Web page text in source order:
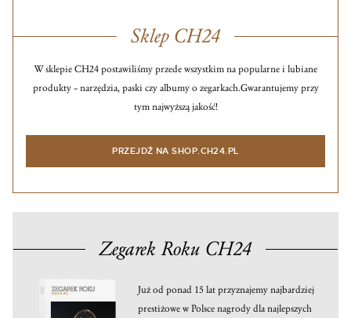
Sklep CH24
W sklepie CH24 postawiliśmy przede wszystkim na popularne i lubiane
produkty – narzędzia, paski czy albumy o zegarkach.Gwarantujemy przy
tym najwyższą jakość!
PRZEJDŹ NA SHOP.CH24.PL
Zegarek Roku CH24
Już od ponad 15 lat przyznajemy najbardziej
prestiżowe w Polsce nagrody dla najlepszych